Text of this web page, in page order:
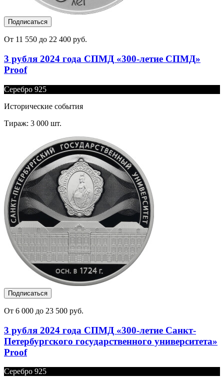
Подписаться
От 11 550 до 22 400 руб.
3 рубля 2024 года СПМД «300-летие СПМД»
Proof
Серебро 925
Исторические события
Тираж: 3 000 шт.
Подписаться
От 6 000 до 23 500 руб.
3 рубля 2024 года СПМД «300-летие Санкт-
Петербургского государственного университета»
Proof
Серебро 925